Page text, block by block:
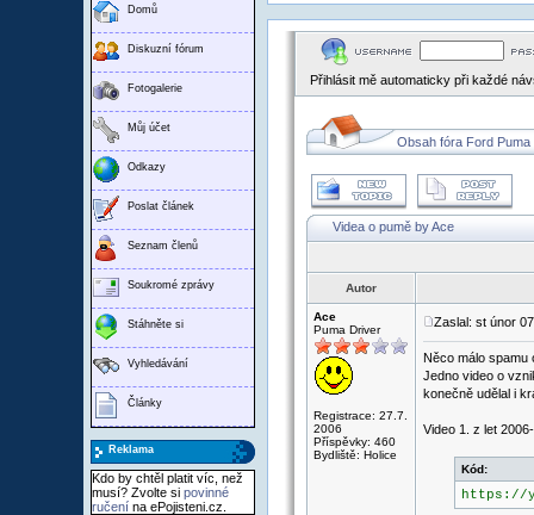
Domů
Diskuzní fórum
Fotogalerie
Můj účet
Odkazy
Poslat článek
Seznam členů
Soukromé zprávy
Stáhněte si
Vyhledávání
Články
Reklama
Kdo by chtěl platit víc, než
musí? Zvolte si povinné
ručení na ePojisteni.cz.
Přihlásit mě automaticky při každé
Obsah fóra Ford Puma
Videa o pumě by Ace
Autor
Ace
Puma Driver
Registrace: 27.7.
2006
Příspěvky: 460
Bydliště: Holice
Zaslal: st únor
Něco málo spamu
Jedno video o
konečně udělal i
Video 1. z let
Kód:
https://